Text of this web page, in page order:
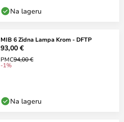
Na lageru
MIB 6 Zidna Lampa Krom - DFTP
93,00 €
PMC94,00 €
-1%
Na lageru